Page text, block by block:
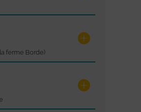
ferme Borde)